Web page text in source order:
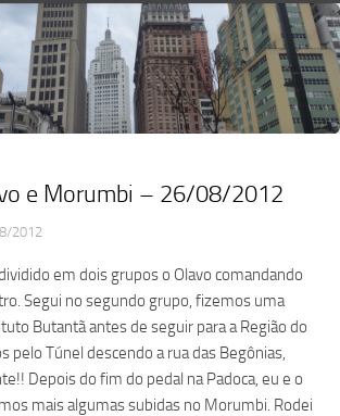
e Morumbi – 26/08/2012
2012
em dois grupos o Olavo comandando
Segui no segundo grupo, fizemos uma
Butantã antes de seguir para a Região do
pelo Túnel descendo a rua das Begônias,
Depois do fim do pedal na Padoca, eu e o
mais algumas subidas no Morumbi. Rodei